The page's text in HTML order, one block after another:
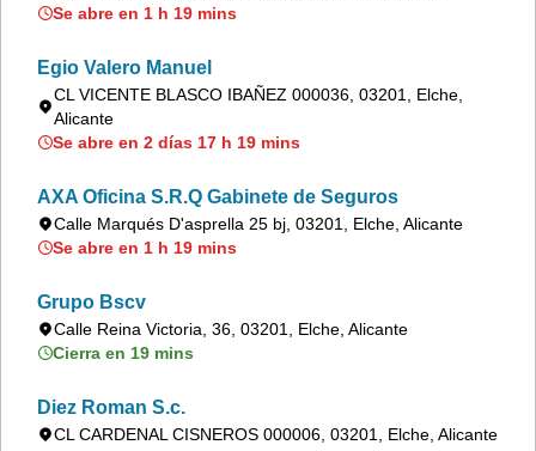
Se abre en 1 h 19 mins
Egio Valero Manuel
CL VICENTE BLASCO IBAÑEZ 000036, 03201, Elche,
Alicante
Se abre en 2 días 17 h 19 mins
AXA Oficina S.R.Q Gabinete de Seguros
Calle Marqués D'asprella 25 bj, 03201, Elche, Alicante
Se abre en 1 h 19 mins
Grupo Bscv
Calle Reina Victoria, 36, 03201, Elche, Alicante
Cierra en 19 mins
Diez Roman S.c.
CL CARDENAL CISNEROS 000006, 03201, Elche, Alicante